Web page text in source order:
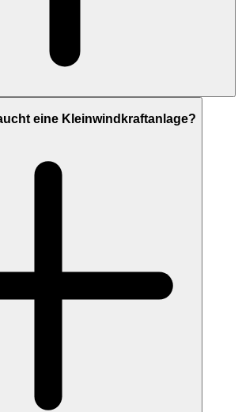
eine Kleinwindkraftanlage?